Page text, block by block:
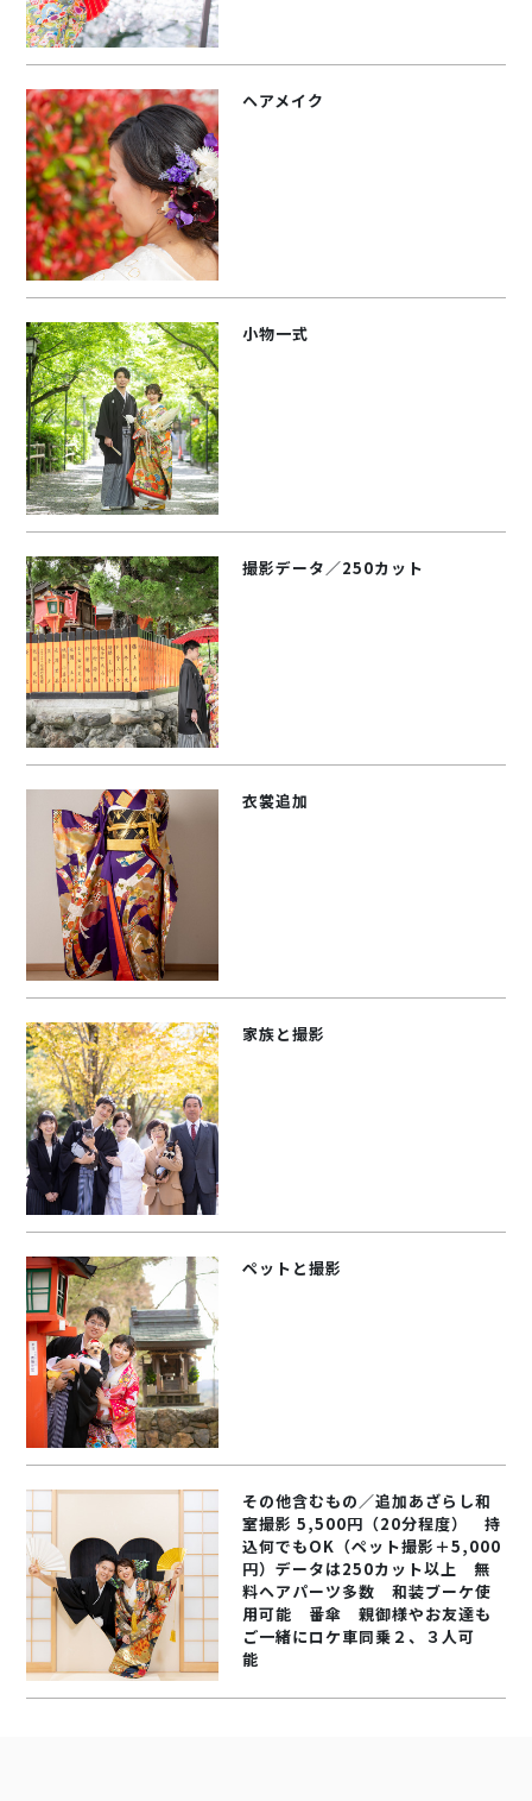
ヘアメイク
小物一式
撮影データ／250カット
衣裳追加
家族と撮影
ペットと撮影
その他含むもの／追加あざらし和
室撮影 5,500円（20分程度） 持
込何でもOK（ペット撮影＋5,000
円）データは250カット以上 無
料ヘアパーツ多数 和装ブーケ使
用可能 番傘 親御様やお友達も
ご一緒にロケ車同乗２、３人可
能